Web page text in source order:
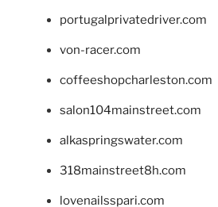
portugalprivatedriver.com
von-racer.com
coffeeshopcharleston.com
salon104mainstreet.com
alkaspringswater.com
318mainstreet8h.com
lovenailsspari.com